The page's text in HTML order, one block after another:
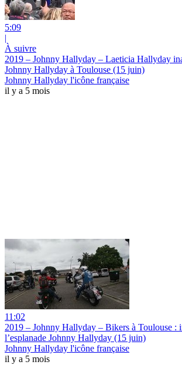
5:09
|
À suivre
2019 – Johnny Hallyday – Laeticia Hallyday
Johnny Hallyday à Toulouse (15 juin)
Johnny Hallyday l'icône française
il y a 5 mois
11:02
2019 – Johnny Hallyday – Bikers à Toulouse :
l’esplanade Johnny Hallyday (15 juin)
Johnny Hallyday l'icône française
il y a 5 mois